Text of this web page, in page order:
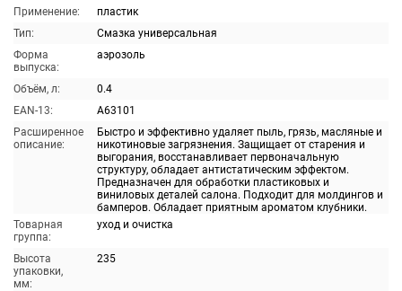
Применение:
пластик
Тип:
Смазка универсальная
Форма
выпуска:
аэрозоль
Объём, л:
0.4
EAN-13:
A63101
Расширенное
описание:
Быстро и эффективно удаляет пыль, грязь, масляные и
никотиновые загрязнения. Защищает от старения и
выгорания, восстанавливает первоначальную
структуру, обладает антистатическим эффектом.
Предназначен для обработки пластиковых и
виниловых деталей салона. Подходит для молдингов и
бамперов. Обладает приятным ароматом клубники.
Товарная
группа:
уход и очистка
Высота
упаковки,
мм:
235